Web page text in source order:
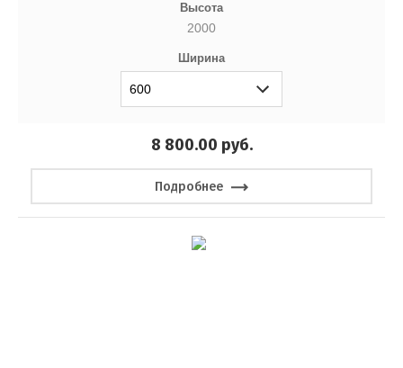
Высота
2000
Ширина
8 800.00 руб.
Подробнее